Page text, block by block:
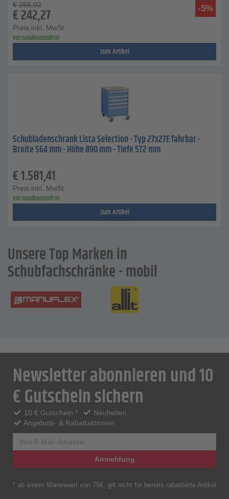
-5%
€ 255,02
€242,27
Preis inkl. MwSt.
versandkostenfrei
zum Artikel
Schubladenschrank Lista Selection - Typ 27x27E fahrbar -
Breite 564 mm - Höhe 890 mm - Tiefe 572 mm
€1.581,41
Preis inkl. MwSt.
versandkostenfrei
zum Artikel
Unsere Top Marken in
Schubfachschränke - mobil
Newsletter abonnieren und 10
€ Gutschein sichern
10 € Gutschein *
Neuheiten
Angebots- & Rabattaktionen
Anmeldung
* ab einem Warenwert von 75€, gilt nicht für bereits rabattierte Artikel